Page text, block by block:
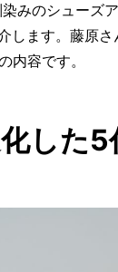
みのシューズ
します。藤原
内容です。
した